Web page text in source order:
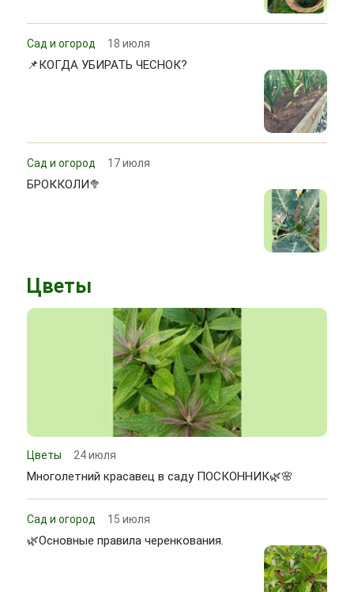
Сад и огород 18 июля
📌КОГДА УБИРАТЬ ЧЕСНОК?
Сад и огород 17 июля
БРОККОЛИ🥦
Цветы
Цветы 24 июля
Многолетний красавец в саду ПОСКОННИК🌿🌸
Сад и огород 15 июля
🌿Основные правила черенкования.